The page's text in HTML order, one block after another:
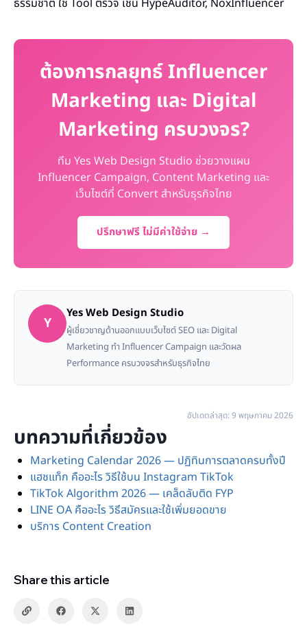
ธรรมชาติ ใช้ Tool ตรวจ เช่น HypeAuditor, NoxInfluencer
ต้องการกลยุทธ์ Influencer
Marketing และ Digital
Marketing ครบวงจร?
ทีม Yes Web Design Studio ช่วยวางแผน
Influencer Campaign, Content Marketing และ
เว็บไซต์ที่ Convert สำหรับธุรกิจไทย
ปรึกษาฟรี ไม่มีค่าใช้จ่าย →
Y
Yes Web Design Studio
ผู้เชี่ยวชาญด้านออกแบบเว็บไซต์ SEO และ Digital
Marketing ทำ Influencer Campaign และวัดผล
Performance ครบวงจรสำหรับธุรกิจไทย
อัปเดตล่าสุด: 9 พฤษภาคม 2026
บทความที่เกี่ยวข้อง
Marketing Calendar 2026 — ปฏิทินการตลาดครบทั้งปี
แฮชแท็ก คืออะไร วิธีใช้บน Instagram TikTok
TikTok Algorithm 2026 — เคล็ดลับติด FYP
LINE OA คืออะไร วิธีสมัครและใช้เพิ่มยอดขาย
บริการ Content Creation
Share this article